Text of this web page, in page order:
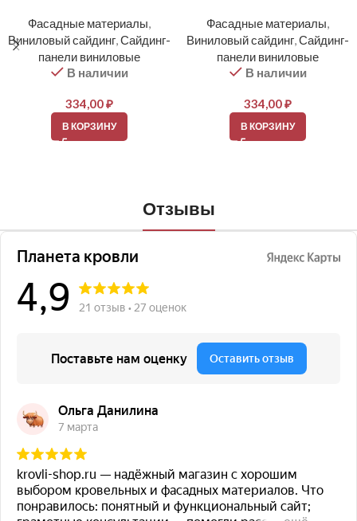
Фасадные материалы
Виниловый сайдинг Сайдинг-
панели виниловые
В наличии
334,00₽
В КОРЗИНУ
Фасадные материалы
Виниловый сайдинг Сайдинг-
панели виниловые
В наличии
334,00₽
В КОРЗИНУ
Отзывы